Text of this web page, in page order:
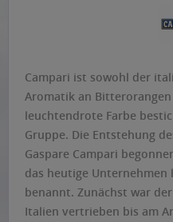
Campari ist sowohl der
Aromatik an
leuchtendrote Farbe
Gruppe. Die Entstehung
Gaspare Campari
das heutige Unternehmen
benannt. Zunächst war
Italien vertrieben bis am